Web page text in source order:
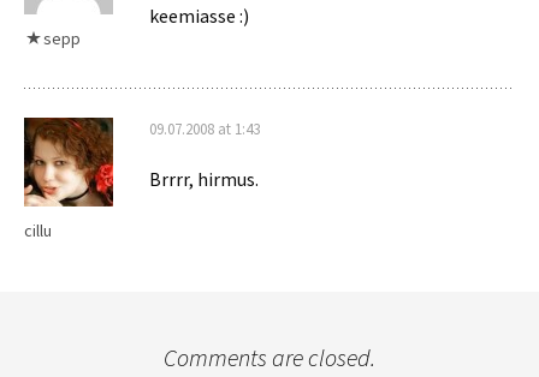
sepp
keemiasse :)
cillu
09.07.2008 at 1:43
Brrrr, hirmus.
Comments are closed.